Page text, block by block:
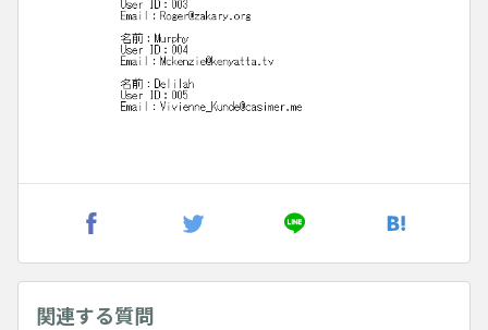
関連する質問